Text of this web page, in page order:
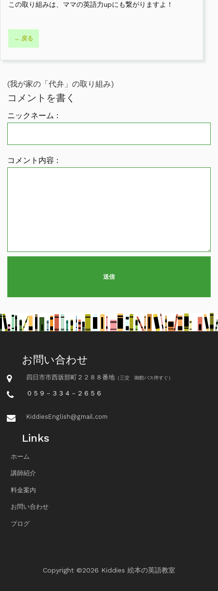
この取り組みは、ママの英語力upにも繋がりますよ！
← 戻る
(我が家の「代弁」の取り組み)
コメントを書く
ニックネーム :
コメント内容 :
送信
お問い合わせ
四日市市西坂部町２２８８番地（三交 御館バス停すぐ）
０５９－３３４－２６５６
KiddiesEnglish@gmail.com
Links
ホーム
講師紹介
料金案内
お問い合わせ
ブログ
Copyright ©2026 Kiddies 絵本の英語教室